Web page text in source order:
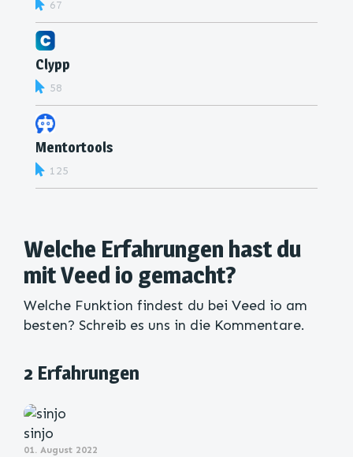
67
Clypp
58
Mentortools
125
Welche Erfahrungen hast du
mit Veed io gemacht?
Welche Funktion findest du bei Veed io am
besten? Schreib es uns in die Kommentare.
2 Erfahrungen
sinjo
01. August 2022